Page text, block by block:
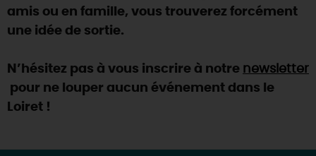
AUJOURD'HUI
DEMAIN
amis ou en famille, vous trouverez forcément
une idée de sortie.
N’hésitez pas à vous inscrire à notre newsletter
pour ne louper aucun événement dans le
Loiret !